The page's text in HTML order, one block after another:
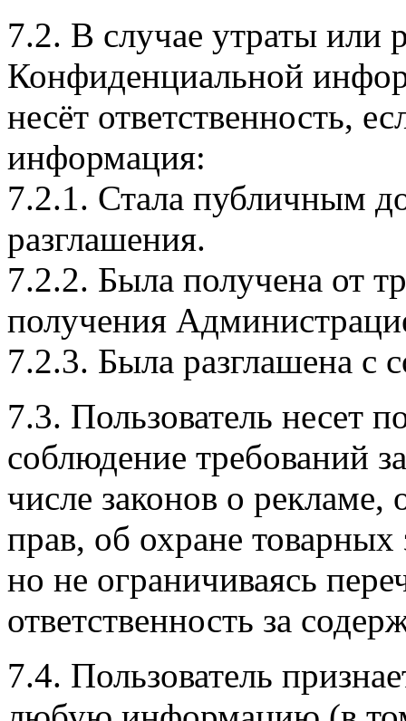
7.2. В случае утраты или
Конфиденциальной
несёт ответственность,
информация:
7.2.1. Стала публичным
разглашения.
7.2.2. Была получена от
получения
7.2.3. Была разглашена с
7.3. Пользователь несет
соблюдение требований
числе законов о
прав, об охране
но не ограничиваясь
ответственность за
7.4. Пользователь